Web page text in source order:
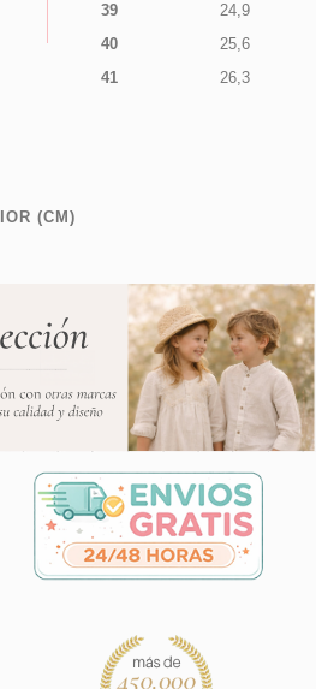
39
24,9
40
25,6
41
26,3
(CM)